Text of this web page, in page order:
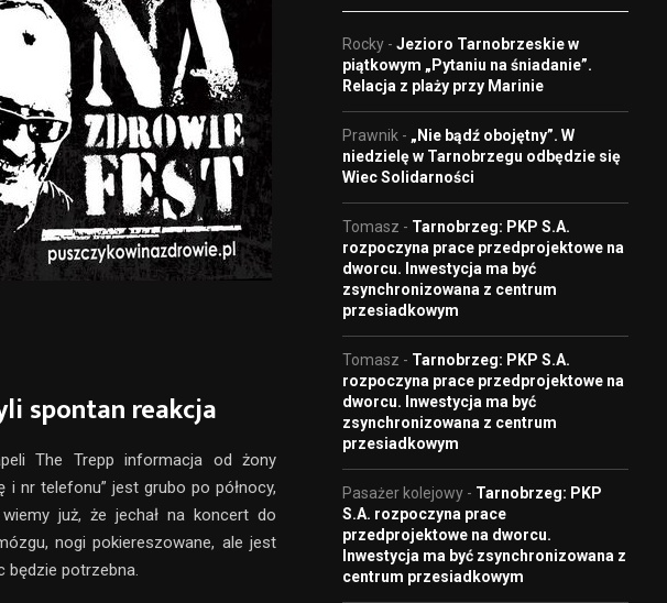
spontan reakcja
The Trepp informacja od żony
i nr telefonu” jest grubo po północy,
już, że jechał na koncert do
nogi pokiereszowane, ale jest
będzie potrzebna.
o
Rocky - Jezioro Tarnobrzeskie w
piątkowym „Pytaniu na śniadanie”.
Relacja z plaży przy Marinie
Prawnik - „Nie bądź obojętny”. W
niedzielę w Tarnobrzegu odbędzie się
Wiec Solidarności
Tomasz - Tarnobrzeg: PKP S.A.
rozpoczyna prace przedprojektowe na
dworcu. Inwestycja ma być
zsynchronizowana z centrum
przesiadkowym
Tomasz - Tarnobrzeg: PKP S.A.
rozpoczyna prace przedprojektowe na
dworcu. Inwestycja ma być
zsynchronizowana z centrum
przesiadkowym
Pasażer kolejowy - Tarnobrzeg: PKP
S.A. rozpoczyna prace
przedprojektowe na dworcu.
Inwestycja ma być zsynchronizowana z
centrum przesiadkowym